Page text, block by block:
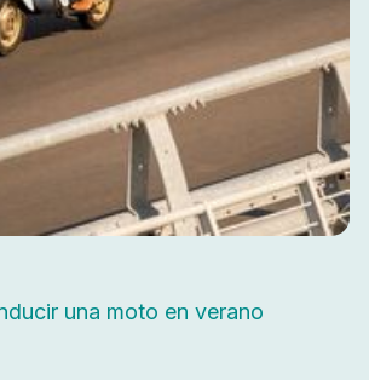
una moto en verano